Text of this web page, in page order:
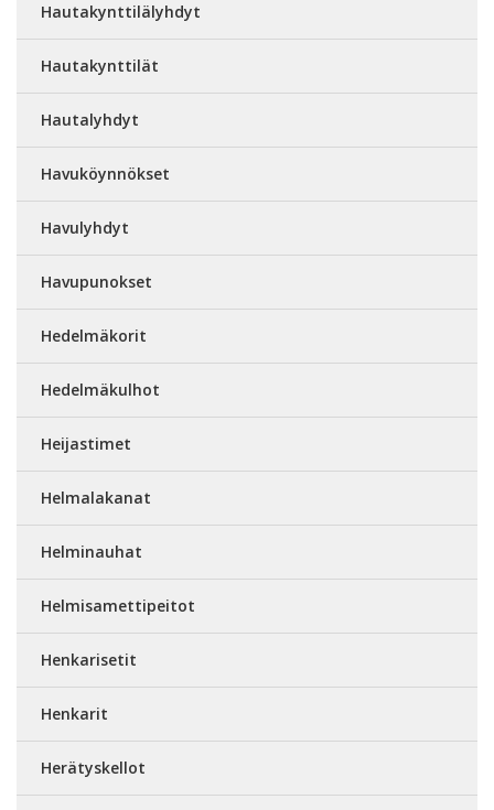
Hautakynttilälyhdyt
Hautakynttilät
Hautalyhdyt
Havuköynnökset
Havulyhdyt
Havupunokset
Hedelmäkorit
Hedelmäkulhot
Heijastimet
Helmalakanat
Helminauhat
Helmisamettipeitot
Henkarisetit
Henkarit
Herätyskellot